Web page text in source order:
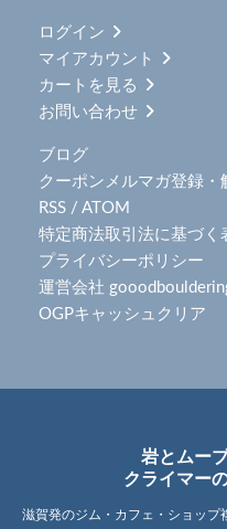
ログイン
マイアカウント
カートを見る
お問い合わせ
ブログ
クーポンメルマガ登録・
RSS / ATOM
特定商法取引法に基づく
プライバシーポリシー
運営会社
OGPキャッシュクリア
岩とムー
クライマー
滋賀発のジム・カフェ・ショップ